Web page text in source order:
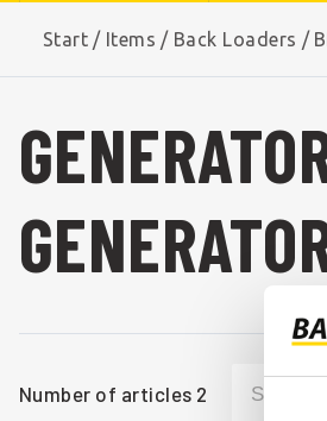
Start / Items / Back Loaders /
Number of articles 2